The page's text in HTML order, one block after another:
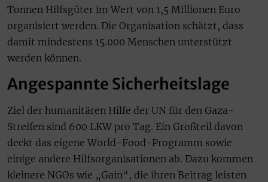
Tonnen Hilfsgüter im Wert von 1,5 Millionen Euro
organisiert werden. Die Organisation schätzt, dass
damit mindestens 15.000 Menschen unterstützt
werden können.
Angespannte Sicherheitslage
Ziel der humanitären Hilfe der UN für den Gaza-
Streifen sind 600 LKW pro Tag. Ein Großteil davon
deckt das eigene World-Food-Programm sowie
einige andere Hilfsorganisationen ab. Dazu kommen
kleinere NGOs wie „Gain“, die ihren Beitrag leisten